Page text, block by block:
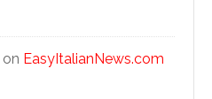
on EasyItalianNews.com